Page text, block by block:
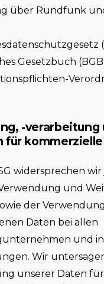
über Rundfunk
Gesetzbuch
-verarbeitung
für
widersprechen
und
der
Daten bei allen
und
Wir
unserer Daten